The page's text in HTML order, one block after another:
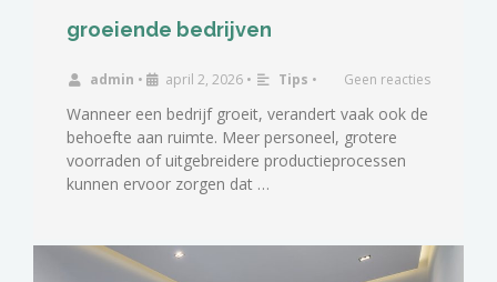
groeiende bedrijven
admin • april 2, 2026 • Tips • Geen reacties
Wanneer een bedrijf groeit, verandert vaak ook de
behoefte aan ruimte. Meer personeel, grotere
voorraden of uitgebreidere productieprocessen
kunnen ervoor zorgen dat …